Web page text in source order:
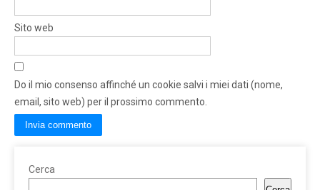
Sito web
Do il mio consenso affinché un cookie salvi i miei dati (nome,
email, sito web) per il prossimo commento.
Cerca